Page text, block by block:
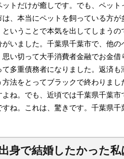
トだけが癒しです。でも、ペット
、本当にペットを飼っている方
いうことで本気を出してしまう
いました。千葉県千葉市で、他
い切って大手消費者金融でお金借
多重債務者になりました。返済も
法をとってブラックで終わりま
ね。でも、近頃では千葉県千葉市
ね。これは、驚きです。千葉県
身で結婚したかった